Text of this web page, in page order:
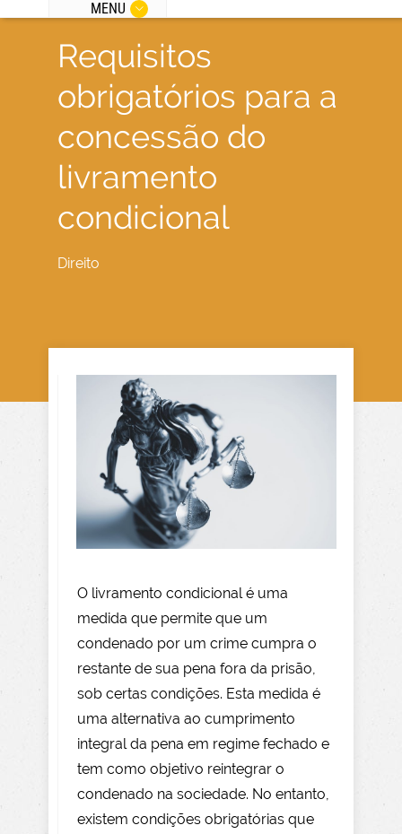
MENU
Requisitos
obrigatórios para a
concessão do
livramento
condicional
Direito
O livramento condicional é uma
medida que permite que um
condenado por um crime cumpra o
restante de sua pena fora da prisão,
sob certas condições. Esta medida é
uma alternativa ao cumprimento
integral da pena em regime fechado e
tem como objetivo reintegrar o
condenado na sociedade. No entanto,
existem condições obrigatórias que